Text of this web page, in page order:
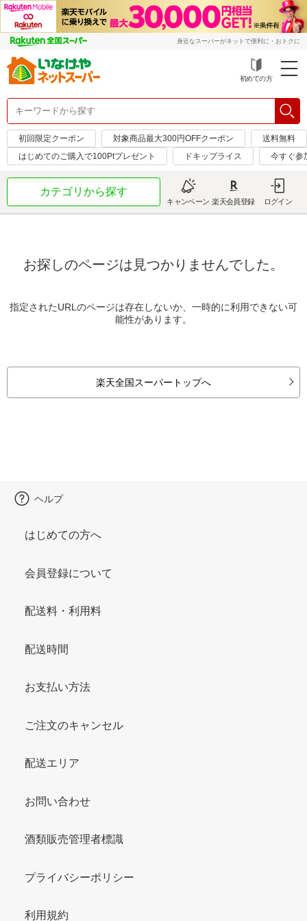
身近なスーパーがネットで便利に・おトクに
初めての方
初回限定クーポン 対象商品最大300円OFFクーポン
送料無料
はじめてのご購入で100Ptプレゼント
ドキップライス 今すぐ参
カテゴリから探す
キャンペーン 楽天会員登録 ログイン
お探しのページは見つかりませんでした。
指定されたURLのページは存在しないか、一時的に利用できない可
能性があります。
楽天全国スーパートップへ
ヘルプ
はじめての方へ
会員登録について
配送料・利用料
配送時間
お支払い方法
ご注文のキャンセル
配送エリア
お問い合わせ
酒類販売管理者標識
プライバシーポリシー
利用規約